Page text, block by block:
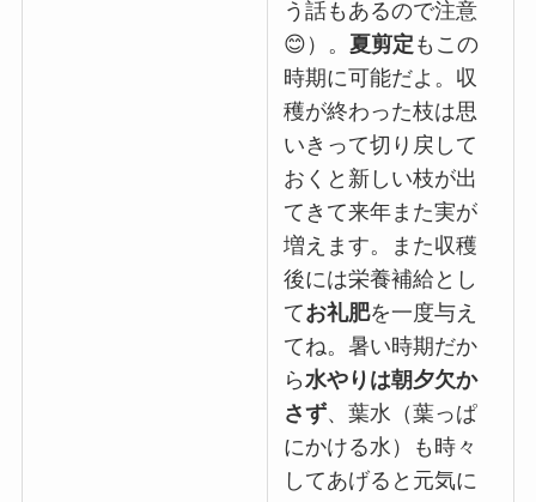
う話もあるので注意
😊）。 夏剪定 もこの
時期に可能だよ。収
穫が終わった枝は思
いきって切り戻して
おくと新しい枝が出
てきて来年また実が
増えます。また収穫
後には栄養補給とし
てお礼肥を一度与え
てね。暑い時期だか
ら 水やりは朝夕欠か
さず、葉水（葉っぱ
にかける水）も時々
してあげると元気に